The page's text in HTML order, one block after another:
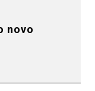
novo